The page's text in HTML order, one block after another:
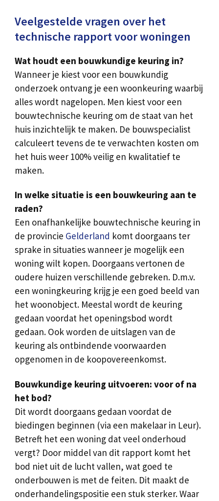
Veelgestelde vragen over het
technische rapport voor woningen
Wat houdt een bouwkundige keuring in?
Wanneer je kiest voor een bouwkundig
onderzoek ontvang je een woonkeuring waarbij
alles wordt nagelopen. Men kiest voor een
bouwtechnische keuring om de staat van het
huis inzichtelijk te maken. De bouwspecialist
calculeert tevens de te verwachten kosten om
het huis weer 100% veilig en kwalitatief te
maken.
In welke situatie is een bouwkeuring aan te
raden?
Een onafhankelijke bouwtechnische keuring in
de provincie Gelderland komt doorgaans ter
sprake in situaties wanneer je mogelijk een
woning wilt kopen. Doorgaans vertonen de
oudere huizen verschillende gebreken. D.m.v.
een woningkeuring krijg je een goed beeld van
het woonobject. Meestal wordt de keuring
gedaan voordat het openingsbod wordt
gedaan. Ook worden de uitslagen van de
keuring als ontbindende voorwaarden
opgenomen in de koopovereenkomst.
Bouwkundige keuring uitvoeren: voor of na
het bod?
Dit wordt doorgaans gedaan voordat de
biedingen beginnen (via een makelaar in Leur).
Betreft het een woning dat veel onderhoud
vergt? Door middel van dit rapport komt het
bod niet uit de lucht vallen, wat goed te
onderbouwen is met de feiten. Dit maakt de
onderhandelingspositie een stuk sterker. Waar